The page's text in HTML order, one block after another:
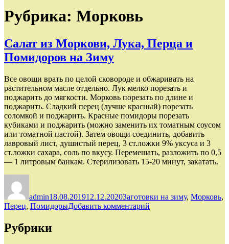
Рубрика: Морковь
Салат из Моркови, Лука, Перца и
Помидоров на Зиму
Все овощи врать по целой сковороде и обжаривать на
растительном масле отдельно. Лук мелко порезать и
поджарить до мягкости. Морковь порезать по длине и
поджарить. Сладкий перец (лучше красный) порезать
соломкой и поджарить. Красные помидоры порезать
кубиками и поджарить (можно заменить их томатным соусом
или томатной пастой). Затем овощи соединить, добавить
лавровый лист, душистый перец, 3 ст.ложки 9% уксуса и 3
ст.ложки сахара, соль по вкусу. Перемешать, разложить по 0,5
— 1 литровым банкам. Стерилизовать 15-20 минут, закатать.
admin18.08.201912.12.2020Заготовки на зиму, Морковь,
Перец, ПомидорыДобавить комментарий
Рубрики